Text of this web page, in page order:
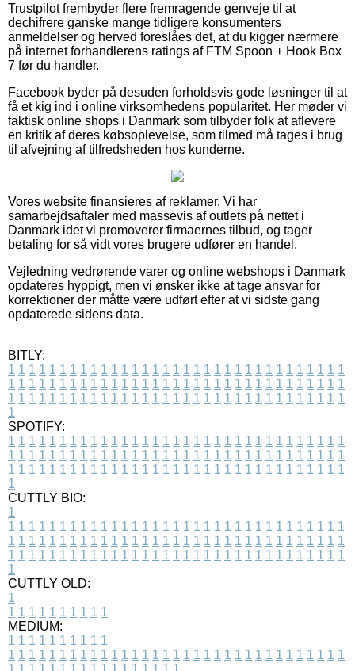
Trustpilot frembyder flere fremragende genveje til at
dechifrere ganske mange tidligere konsumenters
anmeldelser og herved foreslåes det, at du kigger nærmere
på internet forhandlerens ratings af FTM Spoon + Hook Box
7 før du handler.
Facebook byder på desuden forholdsvis gode løsninger til at
få et kig ind i online virksomhedens popularitet. Her møder vi
faktisk online shops i Danmark som tilbyder folk at aflevere
en kritik af deres købsoplevelse, som tilmed må tages i brug
til afvejning af tilfredsheden hos kunderne.
Vores website finansieres af reklamer. Vi har
samarbejdsaftaler med massevis af outlets på nettet i
Danmark idet vi promoverer firmaernes tilbud, og tager
betaling for så vidt vores brugere udfører en handel.
Vejledning vedrørende varer og online webshops i Danmark
opdateres hyppigt, men vi ønsker ikke at tage ansvar for
korrektioner der måtte være udført efter at vi sidste gang
opdaterede sidens data.
BITLY:
1 1 1 1 1 1 1 1 1 1 1 1 1 1 1 1 1 1 1 1 1 1 1 1 1 1 1 1 1 1 1 1 1
1 1 1 1 1 1 1 1 1 1 1 1 1 1 1 1 1 1 1 1 1 1 1 1 1 1 1 1 1 1 1 1 1
1 1 1 1 1 1 1 1 1 1 1 1 1 1 1 1 1 1 1 1 1 1 1 1 1 1 1 1 1 1 1 1 1
1
SPOTIFY:
1 1 1 1 1 1 1 1 1 1 1 1 1 1 1 1 1 1 1 1 1 1 1 1 1 1 1 1 1 1 1 1 1
1 1 1 1 1 1 1 1 1 1 1 1 1 1 1 1 1 1 1 1 1 1 1 1 1 1 1 1 1 1 1 1 1
1 1 1 1 1 1 1 1 1 1 1 1 1 1 1 1 1 1 1 1 1 1 1 1 1 1 1 1 1 1 1 1 1
1
CUTTLY BIO:
1
1 1 1 1 1 1 1 1 1 1 1 1 1 1 1 1 1 1 1 1 1 1 1 1 1 1 1 1 1 1 1 1 1
1 1 1 1 1 1 1 1 1 1 1 1 1 1 1 1 1 1 1 1 1 1 1 1 1 1 1 1 1 1 1 1 1
1 1 1 1 1 1 1 1 1 1 1 1 1 1 1 1 1 1 1 1 1 1 1 1 1 1 1 1 1 1 1 1 1
1
CUTTLY OLD:
1
1 1 1 1 1 1 1 1 1 1
MEDIUM:
1 1 1 1 1 1 1 1 1 1
1 1 1 1 1 1 1 1 1 1 1 1 1 1 1 1 1 1 1 1 1 1 1 1 1 1 1 1 1 1 1 1 1